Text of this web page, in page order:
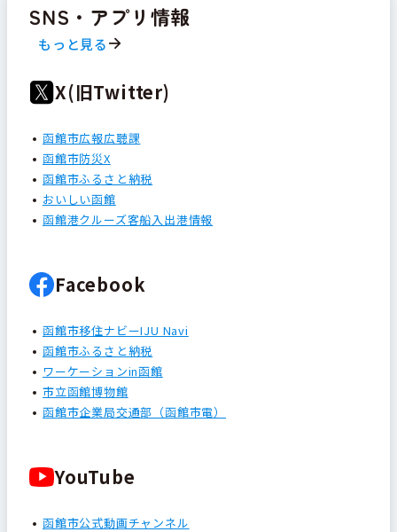
SNS・アプリ情報
もっと見る
X(旧Twitter)
函館市広報広聴課
函館市防災X
函館市ふるさと納税
おいしい函館
函館港クルーズ客船入出港情報
Facebook
函館市移住ナビーIJU Navi
函館市ふるさと納税
ワーケーションin函館
市立函館博物館
函館市企業局交通部（函館市電）
YouTube
函館市公式動画チャンネル